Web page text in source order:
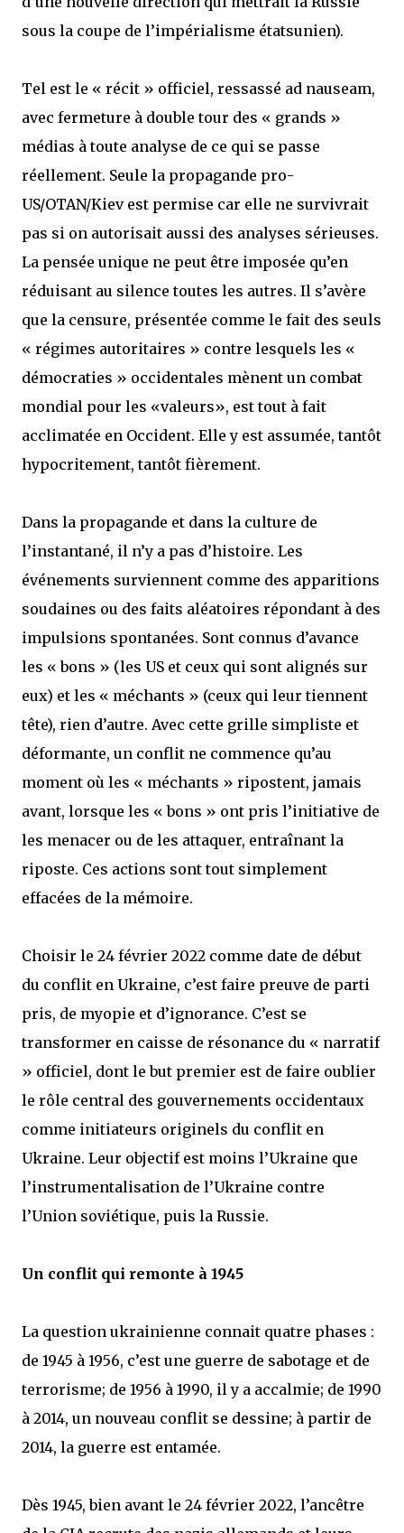
sous la coupe de l’impérialisme étatsunien).
Tel est le « récit » officiel, ressassé ad nauseam,
avec fermeture à double tour des « grands »
médias à toute analyse de ce qui se passe
réellement. Seule la propagande pro-
US/OTAN/Kiev est permise car elle ne survivrait
pas si on autorisait aussi des analyses sérieuses.
La pensée unique ne peut être imposée qu’en
réduisant au silence toutes les autres. Il s’avère
que la censure, présentée comme le fait des seuls
« régimes autoritaires » contre lesquels les «
démocraties » occidentales mènent un combat
mondial pour les «valeurs», est tout à fait
acclimatée en Occident. Elle y est assumée, tantôt
hypocritement, tantôt fièrement.
Dans la propagande et dans la culture de
l’instantané, il n’y a pas d’histoire. Les
événements surviennent comme des apparitions
soudaines ou des faits aléatoires répondant à des
impulsions spontanées. Sont connus d’avance
les « bons » (les US et ceux qui sont alignés sur
eux) et les « méchants » (ceux qui leur tiennent
tête), rien d’autre. Avec cette grille simpliste et
déformante, un conflit ne commence qu’au
moment où les « méchants » ripostent, jamais
avant, lorsque les « bons » ont pris l’initiative de
les menacer ou de les attaquer, entraînant la
riposte. Ces actions sont tout simplement
effacées de la mémoire.
Choisir le 24 février 2022 comme date de début
du conflit en Ukraine, c’est faire preuve de parti
pris, de myopie et d’ignorance. C’est se
transformer en caisse de résonance du « narratif
» officiel, dont le but premier est de faire oublier
le rôle central des gouvernements occidentaux
comme initiateurs originels du conflit en
Ukraine. Leur objectif est moins l’Ukraine que
l’instrumentalisation de l’Ukraine contre
l’Union soviétique, puis la Russie.
Un conflit qui remonte à 1945
La question ukrainienne connait quatre phases :
de 1945 à 1956, c’est une guerre de sabotage et de
terrorisme; de 1956 à 1990, il y a accalmie; de 1990
à 2014, un nouveau conflit se dessine; à partir de
2014, la guerre est entamée.
Dès 1945, bien avant le 24 février 2022, l’ancêtre